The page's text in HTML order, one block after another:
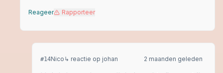
Reageer Rapporteer
#14Nico ↳ reactie op johan 2 maanden geleden